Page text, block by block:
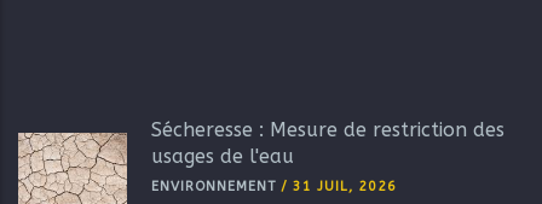
Sécheresse : Mesure de restriction des
usages de l'eau
ENVIRONNEMENT / 31 JUIL, 2026